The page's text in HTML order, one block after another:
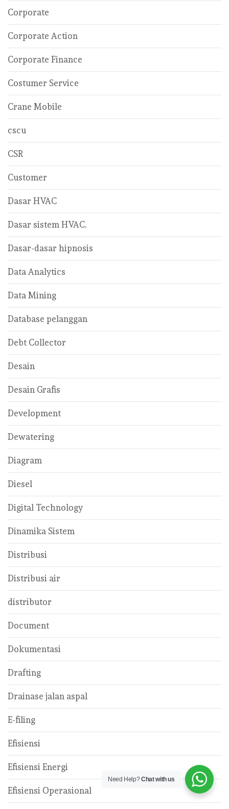
Corporate
Corporate Action
Corporate Finance
Costumer Service
Crane Mobile
cscu
CSR
Customer
Dasar HVAC
Dasar sistem HVAC.
Dasar-dasar hipnosis
Data Analytics
Data Mining
Database pelanggan
Debt Collector
Desain
Desain Grafis
Development
Dewatering
Diagram
Diesel
Digital Technology
Dinamika Sistem
Distribusi
Distribusi air
distributor
Document
Dokumentasi
Drafting
Drainase jalan aspal
E-filing
Efisiensi
Efisiensi Energi
Efisiensi Operasional
Need Help?Chat with us